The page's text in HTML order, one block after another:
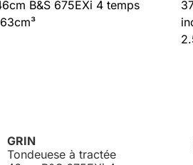
GRIN
Tondeuese à tractée